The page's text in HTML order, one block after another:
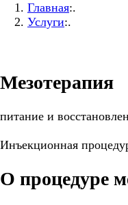
Главная:.
Услуги:.
Мезотерапия
питание и
Инъекционная
О процедуре